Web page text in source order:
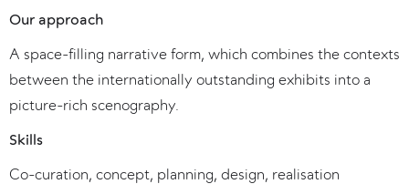
Our approach
A space-filling narrative form, which combines the contexts
between the internationally outstanding exhibits into a
picture-rich scenography.
Skills
Co-curation, concept, planning, design, realisation